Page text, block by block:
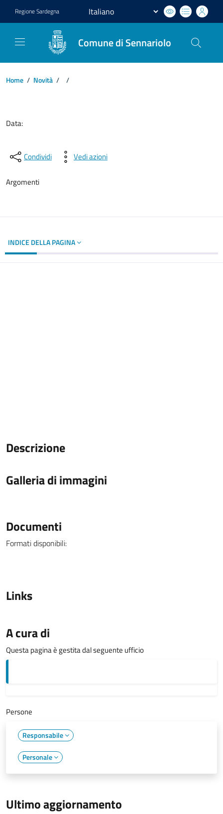
RegioneSardegna
Comune di Sennariolo
Home / Novità / /
Data:
Condividi Vedi azioni
Argomenti
INDICE DELLA PAGINA
Descrizione
Galleria di immagini
Documenti
Formati disponibili:
Links
A cura di
Questa pagina è gestita dal seguente ufficio
Persone
Responsabile
Personale
Ultimo aggiornamento